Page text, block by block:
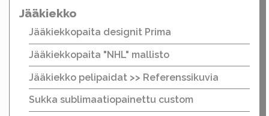
Jääkiekko
Jääkiekkopaita designit Prima
Jääkiekkopaita "NHL" mallisto
Jääkiekko pelipaidat >> Referenssikuvia
Sukka sublimaatiopainettu custom